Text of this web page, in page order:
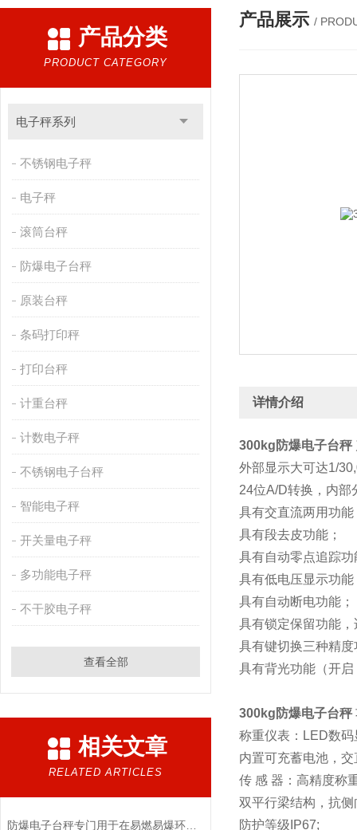
产品分类
PRODUCT CATEGORY
电子秤系列
不锈钢电子秤
电子秤
滚筒台秤
防爆电子台秤
原装台秤
条码打印秤
打印台秤
计重台秤
计数电子秤
不锈钢电子台秤
智能电子秤
开关量电子秤
多功能电子秤
不干胶电子秤
查看全部
相关文章
RELATED ARTICLES
防爆电子台秤专门用于在易燃易爆环境中进行称重操作
产品展示 /
详情介绍
300kg防爆电子台秤
外部显示大可达1/
24位A/D转换，内部
具有交直流两用功
具有段去皮功能；
具有自动零点追踪功
具有低电压显示功能
具有自动断电功能；
具有锁定保留功能
具有键切换三种精度
具有背光功能（开
300kg防爆电子台秤
称重仪表：LED数
内置可充蓄电池，
传 感 器：高精度称
双平行梁结构，抗侧
防护等级IP67;